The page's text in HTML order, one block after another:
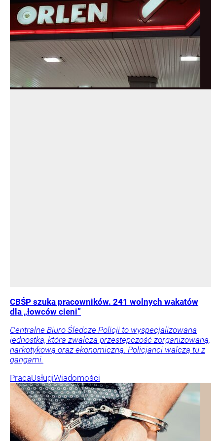
CBŚP szuka pracowników. 241 wolnych wakatów
dla „łowców cieni”
Centralne Biuro Śledcze Policji to wyspecjalizowana
jednostka, która zwalcza przestępczość zorganizowaną,
narkotykową oraz ekonomiczną. Policjanci walczą tu z
gangami.
PracaUsługiWiadomości